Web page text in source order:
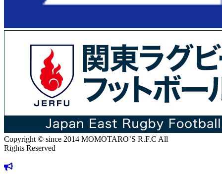
Copyright © since 2014 MOMOTARO’S R.F.C All
Rights Reserved